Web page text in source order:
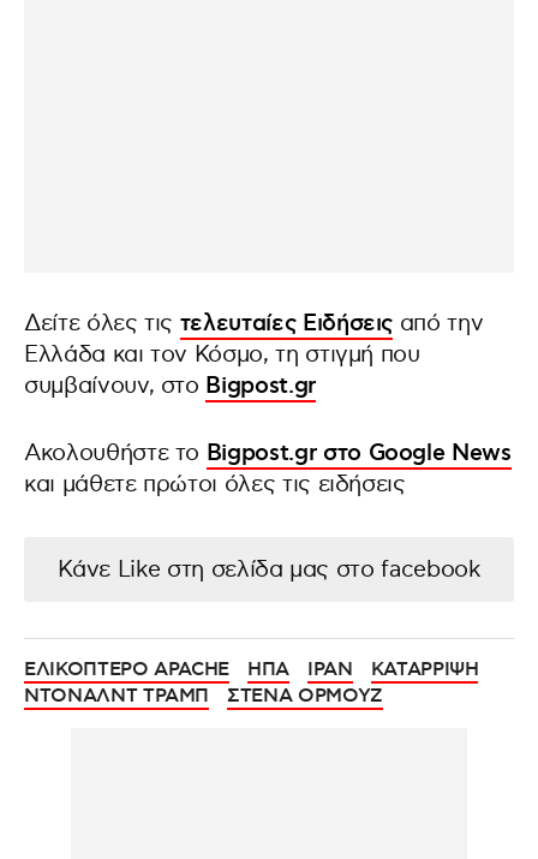
Δείτε όλες τις τελευταίες Ειδήσεις από την
Ελλάδα και τον Κόσμο, τη στιγμή που
συμβαίνουν, στο Bigpost.gr
Ακολουθήστε το Bigpost.gr στο Google News
και μάθετε πρώτοι όλες τις ειδήσεις
Κάνε Like στη σελίδα μας στο facebook
ΕΛΙΚΟΠΤΕΡΟ APACHE ΗΠΑ ΙΡΑΝ
ΚΑΤΑΡΡΙΨΗ
ΝΤΟΝΑΛΝΤ ΤΡΑΜΠ
ΣΤΕΝΑ ΟΡΜΟΥΖ